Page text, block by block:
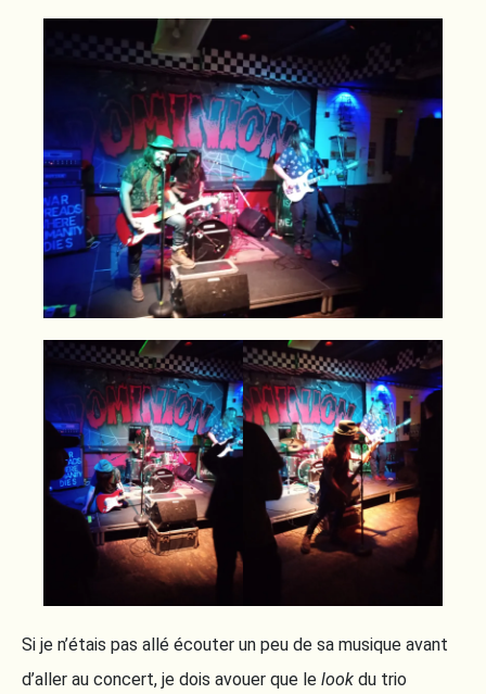
Si je n’étais pas allé écouter un peu de sa musique avant
d’aller au concert, je dois avouer que le look du trio